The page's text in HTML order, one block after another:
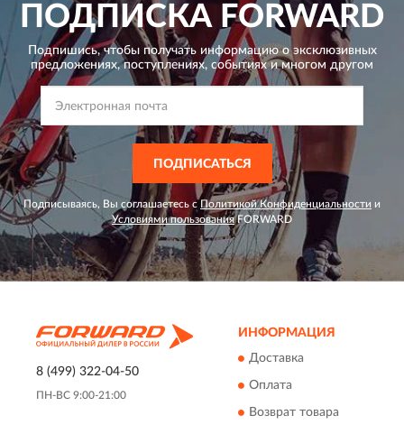
ПОДПИСКАFORWARD
Подпишись, чтобы получать информацию о эксклюзивных
предложениях,поступлениях, событиях и многом другом
ПОДПИСАТЬСЯ
Подписываясь, Вы соглашаетесь с Политикой Конфиденциальности и
Условиями пользованияFORWARD
8 (499) 322-04-50
ПН-ВС 9:00-21:00
ИНФОРМАЦИЯ
Доставка
Оплата
Возврат товара